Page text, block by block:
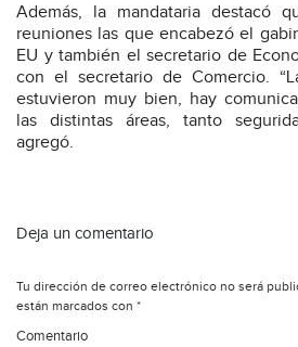
Además, la mandataria destacó
reuniones las que encabezó el
EU y también el secretario de
con el secretario de Comercio.
estuvieron muy bien, hay
las distintas áreas, tanto
agregó.
Deja un comentario
Tu dirección de correo electrónico no será
están marcados con *
Comentario